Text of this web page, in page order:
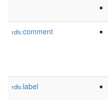
rdfs:comment
rdfs:label